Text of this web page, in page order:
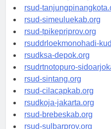
rsud-kotabogor.org
rsud-
rsud-simeuluekab.org
rsud-tpikepriprov.org
rsuddrloekmonohadi-
rsudksa-depok.org
rsudrtnotopuro-
rsud-sintang.org
rsud-cilacapkab.org
rsudkoja-jakarta.org
rsud-brebeskab.org